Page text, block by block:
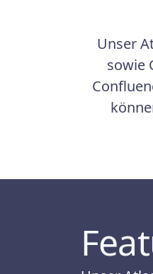
Unser
sowie